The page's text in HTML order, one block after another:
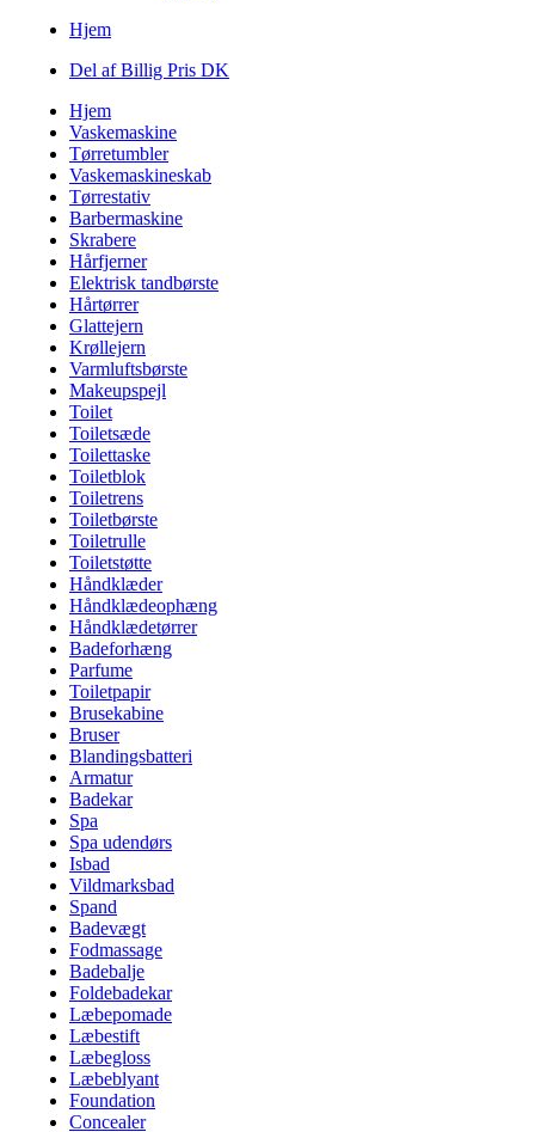
Hjem
Del af Billig Pris DK
Hjem
Vaskemaskine
Tørretumbler
Vaskemaskineskab
Tørrestativ
Barbermaskine
Skrabere
Hårfjerner
Elektrisk tandbørste
Hårtørrer
Glattejern
Krøllejern
Varmluftsbørste
Makeupspejl
Toilet
Toiletsæde
Toilettaske
Toiletblok
Toiletrens
Toiletbørste
Toiletrulle
Toiletstøtte
Håndklæder
Håndklædeophæng
Håndklædetørrer
Badeforhæng
Parfume
Toiletpapir
Brusekabine
Bruser
Blandingsbatteri
Armatur
Badekar
Spa
Spa udendørs
Isbad
Vildmarksbad
Spand
Badevægt
Fodmassage
Badebalje
Foldebadekar
Læbepomade
Læbestift
Læbegloss
Læbeblyant
Foundation
Concealer